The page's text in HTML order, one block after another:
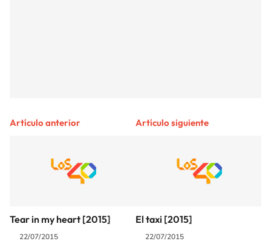
Artículo anterior
Tear in my heart [2015]
22/07/2015
Artículo siguiente
El taxi [2015]
22/07/2015